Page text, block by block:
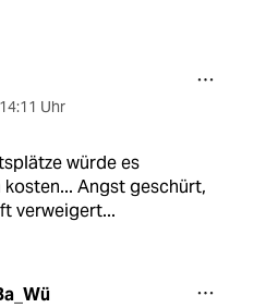
14:11 Uhr
würde es
Angst geschürt,
verweigert...